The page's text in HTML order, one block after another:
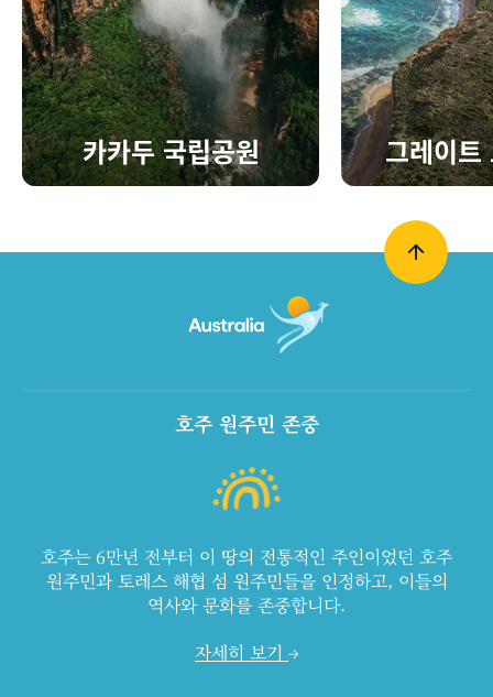
카카두 국립공원 그레이트
호주 원주민 존중
호주는 6만년 전부터 이 땅의 전통적인 주인이었던 호주
원주민과 토레스 해협 섬 원주민들을 인정하고, 이들의
역사와 문화를 존중합니다.
자세히 보기